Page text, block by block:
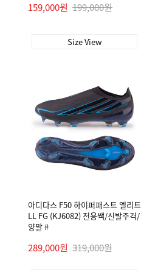
159,000원 199,000원
Size View
아디다스 F50 하이퍼패스트 엘리트
LL FG (KJ6082) 전용쌕/신발주걱/
양말 #
289,000원 319,000원